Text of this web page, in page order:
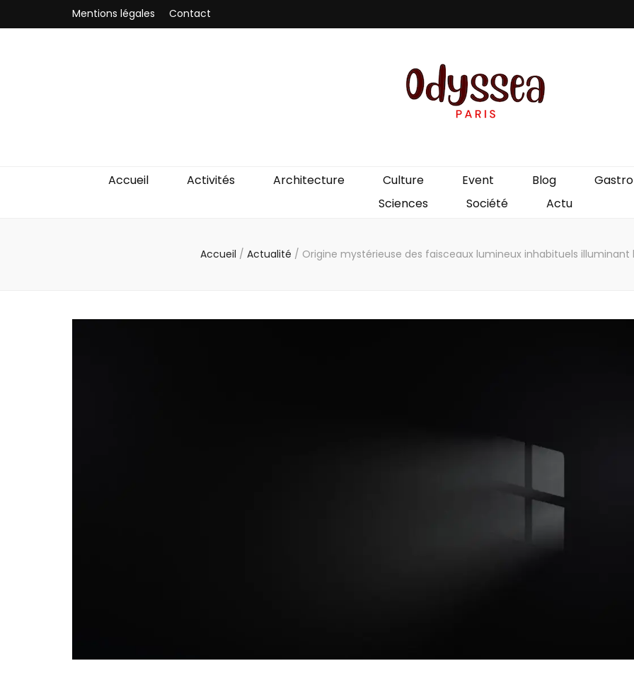
Mentions légales Contact
Accueil Activités Architecture Culture Event Blog
Sciences
Société Actu
Accueil / Actualité / Origine mystérieuse des faisceaux lumineux inhabituels illuminant